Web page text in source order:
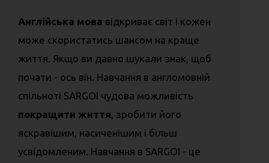
Англійська мова відкриває світ і кожен
може скористатись шансом на краще
життя. Якщо ви давно шукали знак, щоб
почати - ось він. Навчання в англомовній
спільноті SARGOI чудова можливість
покращити життя, зробити його
яскравішим, насиченішим і більш
усвідомленим. Навчання в SARGOI - це